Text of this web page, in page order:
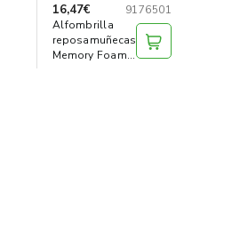
16,47€
9176501
Alfombrilla
reposamuñecas
Memory Foam